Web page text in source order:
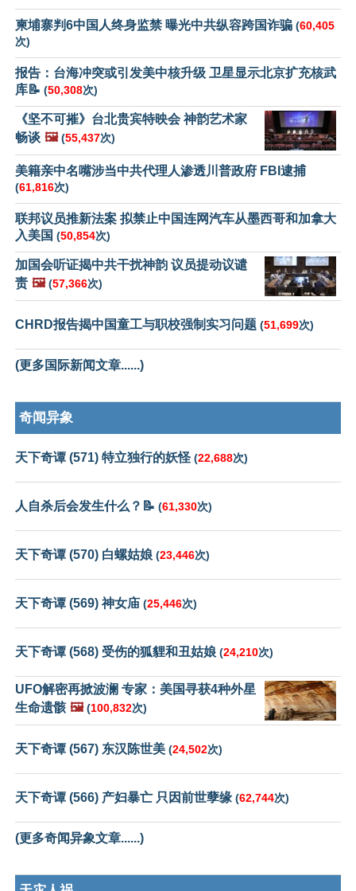
柬埔寨判6中国人终身监禁 曝光中共纵容跨国诈骗 (60,405
次)
报告：台海冲突或引发美中核升级 卫星显示北京扩充核武
库📝 (50,308次)
《坚不可摧》台北贵宾特映会 神韵艺术家
畅谈 🖼️ (55,437次)
美籍亲中名嘴涉当中共代理人渗透川普政府 FBI逮捕
(61,816次)
联邦议员推新法案 拟禁止中国连网汽车从墨西哥和加拿大
入美国 (50,854次)
加国会听证揭中共干扰神韵 议员提动议谴
责 🖼️ (57,366次)
CHRD报告揭中国童工与职校强制实习问题 (51,699次)
(更多国际新闻文章......)
奇闻异象
天下奇谭 (571) 特立独行的妖怪 (22,688次)
人自杀后会发生什么？📝 (61,330次)
天下奇谭 (570) 白螺姑娘 (23,446次)
天下奇谭 (569) 神女庙 (25,446次)
天下奇谭 (568) 受伤的狐貍和丑姑娘 (24,210次)
UFO解密再掀波澜 专家：美国寻获4种外星
生命遗骸 🖼️ (100,832次)
天下奇谭 (567) 东汉陈世美 (24,502次)
天下奇谭 (566) 产妇暴亡 只因前世孽缘 (62,744次)
(更多奇闻异象文章......)